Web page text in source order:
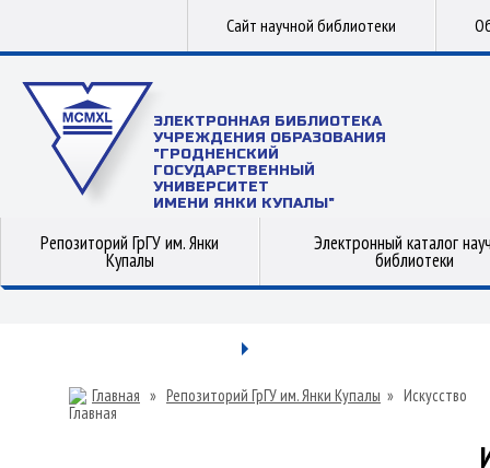
Сайт научной библиотеки
ЭЛЕКТРОННАЯ БИБЛИОТЕКА
УЧРЕЖДЕНИЯ ОБРАЗОВАНИЯ
"ГРОДНЕНСКИЙ
ГОСУДАРСТВЕННЫЙ
УНИВЕРСИТЕТ
ИМЕНИ ЯНКИ КУПАЛЫ"
Репозиторий ГрГУ им. Янки
Купалы
Электронный каталог
библиотеки
Главная » Репозиторий ГрГУ им. Янки Купалы » Искусство